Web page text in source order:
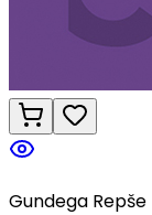
Gundega Repše